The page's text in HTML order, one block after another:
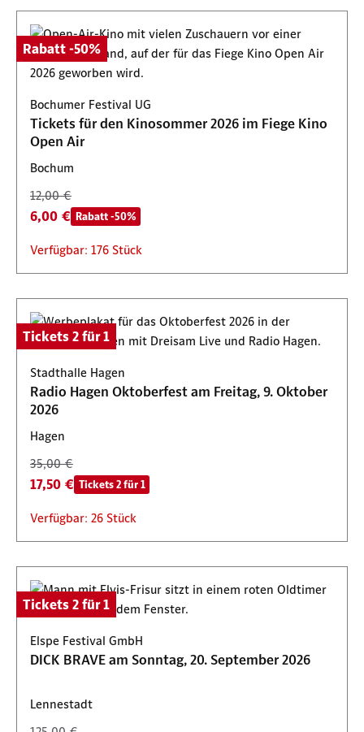
Rabatt -50%
Bochumer Festival UG
Tickets für den Kinosommer 2026 im Fiege Kino
Open Air
Bochum
12,00 €
6,00 € Rabatt -50%
Verfügbar: 176 Stück
Tickets 2 für 1
Stadthalle Hagen
Radio Hagen Oktoberfest am Freitag, 9. Oktober
2026
Hagen
35,00 €
17,50 € Tickets 2 für 1
Verfügbar: 26 Stück
Tickets 2 für 1
Elspe Festival GmbH
DICK BRAVE am Sonntag, 20. September 2026
Lennestadt